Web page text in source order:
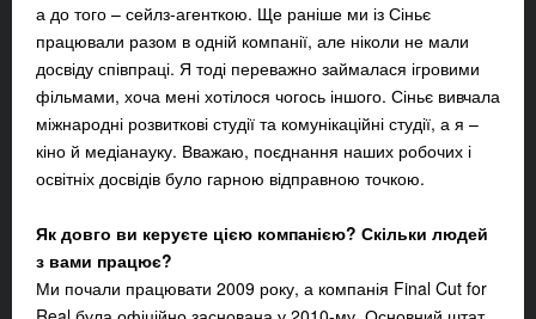
а до того – сейлз-агенткою. Ще раніше ми із Сіньє
працювали разом в одній компанії, але ніколи не мали
досвіду співпраці. Я тоді переважно займалася ігровими
фільмами, хоча мені хотілося чогось іншого. Сіньє вивчала
міжнародні розвиткові студії та комунікаційні студії, а я –
кіно й медіанауку. Вважаю, поєднання наших робочих і
освітніх досвідів було гарною відправною точкою.
Як довго ви керуєте цією компанією? Скільки людей
з вами працює?
Ми почали працювати 2009 року, а компанія Final Cut for